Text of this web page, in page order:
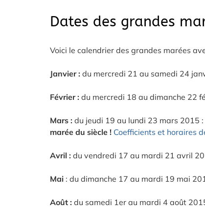
Dates des grandes
Voici le calendrier des grandes marées
Janvier : du mercredi 21 au samedi 24
Février : du mercredi 18 au dimanche 22
Mars : du jeudi 19 au lundi 23 mars 2015 :
marée du siècle ! Coefficients et horaires
Avril : du vendredi 17 au mardi 21 avril
Mai : du dimanche 17 au mardi 19 mai
Août : du samedi 1er au mardi 4 août